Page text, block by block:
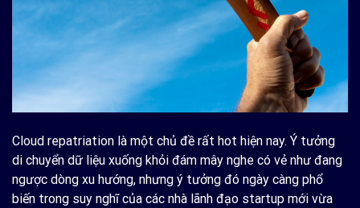
Cloud repatriation là một chủ đề rất hot hiện nay. Ý tưởng
di chuyển dữ liệu xuống khỏi đám mây nghe có vẻ như đang
ngược dòng xu hướng, nhưng ý tưởng đó ngày càng phổ
biến trong suy nghĩ của các nhà lãnh đạo startup mới vừa